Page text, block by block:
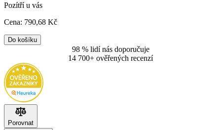
Pozítří u vás
Cena: 790,68 Kč
Do košíku
98 % lidí nás doporučuje
14 700+ ověřených recenzí
Porovnat